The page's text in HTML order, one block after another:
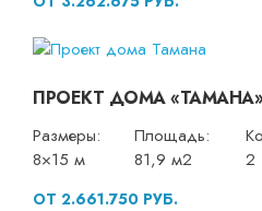
ПРОЕКТ ДОМА «ТАМАНА»
Размеры:
8×15 м
Площадь:
81,9 м2
2
ОТ 2.661.750 РУБ.